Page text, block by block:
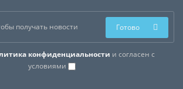
конфиденциальности и согласен с
условиями
Готово